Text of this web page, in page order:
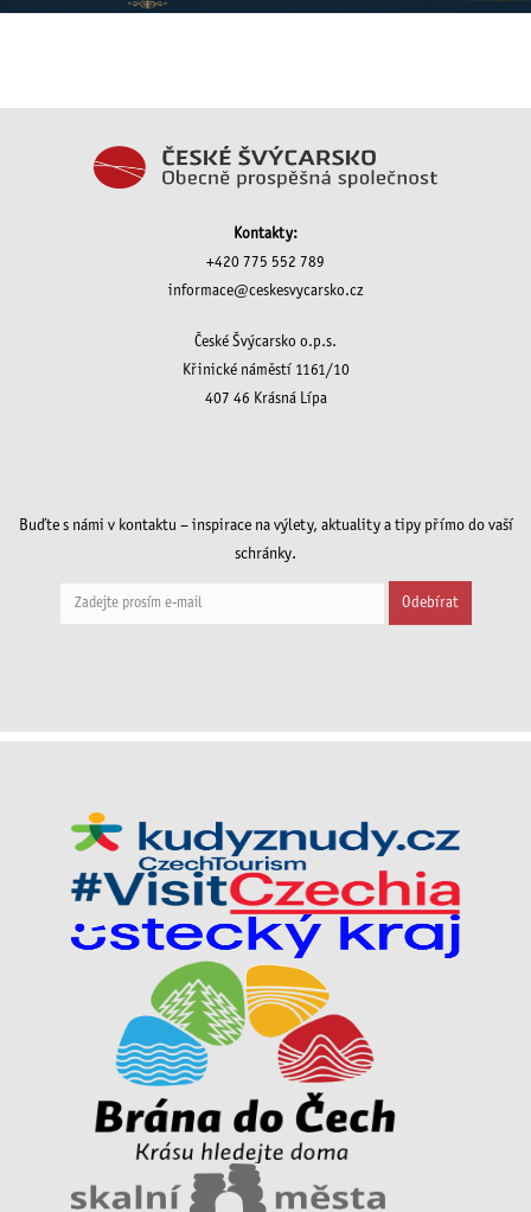
Kontakty:
+420 775 552 789
informace@ceskesvycarsko.cz
České Švýcarsko o.p.s.
Křinické náměstí 1161/10
407 46 Krásná Lípa
Buďte s námi v kontaktu – inspirace na výlety, aktuality a tipy přímo do vaší
schránky.
Odebírat